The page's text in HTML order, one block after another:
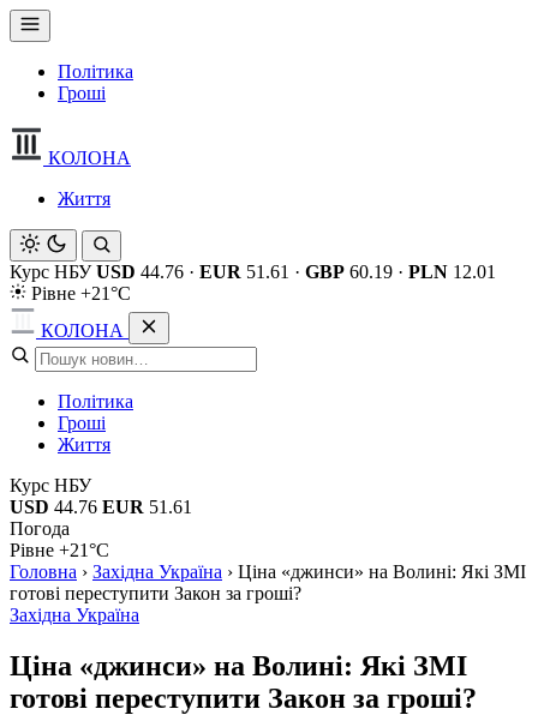
Політика
Гроші
КОЛОНА
Життя
Курс НБУ USD 44.76 · EUR 51.61 · GBP 60.19 · PLN 12.01
Рівне +21°C
КОЛОНА
Політика
Гроші
Життя
Курс НБУ
USD 44.76 EUR 51.61
Погода
Рівне +21°C
Головна › Західна Україна › Ціна «джинси» на Волині: Які ЗМІ
готові переступити Закон за гроші?
Західна Україна
Ціна «джинси» на Волині: Які ЗМІ
готові переступити Закон за гроші?